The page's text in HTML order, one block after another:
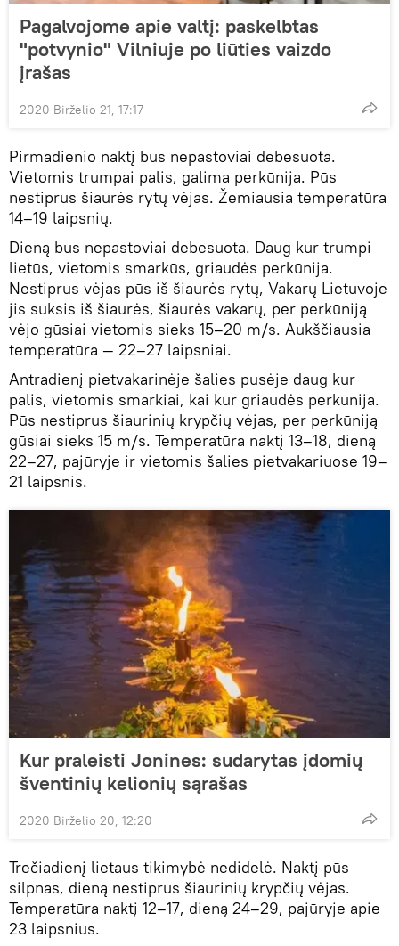
Pagalvojome apie valtį: paskelbtas
"potvynio" Vilniuje po liūties vaizdo
įrašas
2020 Birželio 21, 17:17
Pirmadienio naktį bus nepastoviai debesuota.
Vietomis trumpai palis, galima perkūnija. Pūs
nestiprus šiaurės rytų vėjas. Žemiausia temperatūra
14–19 laipsnių.
Dieną bus nepastoviai debesuota. Daug kur trumpi
lietūs, vietomis smarkūs, griaudės perkūnija.
Nestiprus vėjas pūs iš šiaurės rytų, Vakarų Lietuvoje
jis suksis iš šiaurės, šiaurės vakarų, per perkūniją
vėjo gūsiai vietomis sieks 15–20 m/s. Aukščiausia
temperatūra — 22–27 laipsniai.
Antradienį pietvakarinėje šalies pusėje daug kur
palis, vietomis smarkiai, kai kur griaudės perkūnija.
Pūs nestiprus šiaurinių krypčių vėjas, per perkūniją
gūsiai sieks 15 m/s. Temperatūra naktį 13–18, dieną
22–27, pajūryje ir vietomis šalies pietvakariuose 19–
21 laipsnis.
Kur praleisti Jonines: sudarytas įdomių
šventinių kelionių sąrašas
2020 Birželio 20, 12:20
Trečiadienį lietaus tikimybė nedidelė. Naktį pūs
silpnas, dieną nestiprus šiaurinių krypčių vėjas.
Temperatūra naktį 12–17, dieną 24–29, pajūryje apie
23 laipsnius.